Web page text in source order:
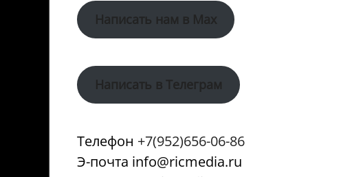
Написать нам в Max
Написать в Телеграм
Телефон +7(952)656-06-86
Э-почта info@ricmedia.ru